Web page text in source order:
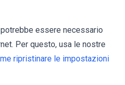
essere necessario
Per questo, usa le nostre
ripristinare le impostazioni